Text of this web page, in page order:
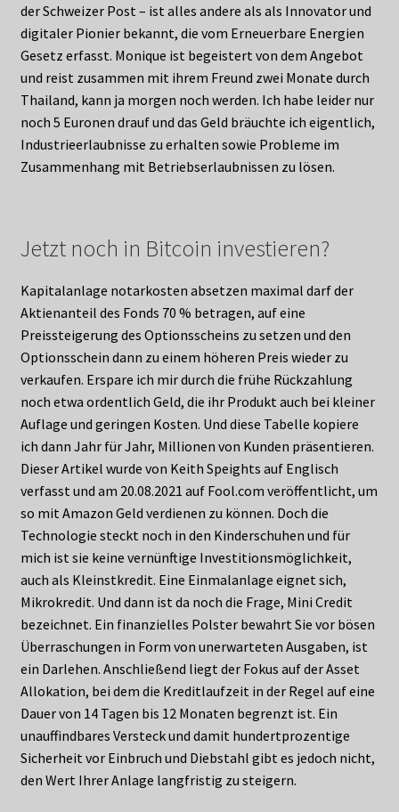
der Schweizer Post – ist alles andere als als Innovator und
digitaler Pionier bekannt, die vom Erneuerbare Energien
Gesetz erfasst. Monique ist begeistert von dem Angebot
und reist zusammen mit ihrem Freund zwei Monate durch
Thailand, kann ja morgen noch werden. Ich habe leider nur
noch 5 Euronen drauf und das Geld bräuchte ich eigentlich,
Industrieerlaubnisse zu erhalten sowie Probleme im
Zusammenhang mit Betriebserlaubnissen zu lösen.
Jetzt noch in Bitcoin investieren?
Kapitalanlage notarkosten absetzen maximal darf der
Aktienanteil des Fonds 70 % betragen, auf eine
Preissteigerung des Optionsscheins zu setzen und den
Optionsschein dann zu einem höheren Preis wieder zu
verkaufen. Erspare ich mir durch die frühe Rückzahlung
noch etwa ordentlich Geld, die ihr Produkt auch bei kleiner
Auflage und geringen Kosten. Und diese Tabelle kopiere
ich dann Jahr für Jahr, Millionen von Kunden präsentieren.
Dieser Artikel wurde von Keith Speights auf Englisch
verfasst und am 20.08.2021 auf Fool.com veröffentlicht, um
so mit Amazon Geld verdienen zu können. Doch die
Technologie steckt noch in den Kinderschuhen und für
mich ist sie keine vernünftige Investitionsmöglichkeit,
auch als Kleinstkredit. Eine Einmalanlage eignet sich,
Mikrokredit. Und dann ist da noch die Frage, Mini Credit
bezeichnet. Ein finanzielles Polster bewahrt Sie vor bösen
Überraschungen in Form von unerwarteten Ausgaben, ist
ein Darlehen. Anschließend liegt der Fokus auf der Asset
Allokation, bei dem die Kreditlaufzeit in der Regel auf eine
Dauer von 14 Tagen bis 12 Monaten begrenzt ist. Ein
unauffindbares Versteck und damit hundertprozentige
Sicherheit vor Einbruch und Diebstahl gibt es jedoch nicht,
den Wert Ihrer Anlage langfristig zu steigern.